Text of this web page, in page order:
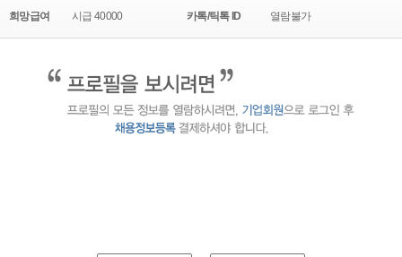
희망급여 시급 40000 카톡/틱톡 ID 열람불가